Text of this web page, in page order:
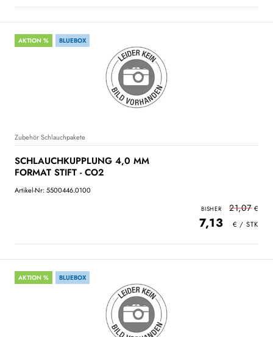
AKTION % BLUEBOX
Zubehör Schlauchpakete
SCHLAUCHKUPPLUNG 4,0 MM
FORMAT STIFT - CO2
Artikel-Nr: 5500446.0100
21,07
7,13
AKTION % BLUEBOX